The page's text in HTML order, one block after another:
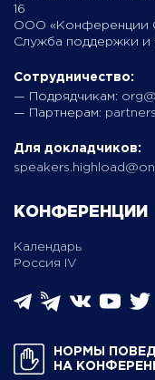
16
ООО «Конференции
Служба поддержки и
Сотрудничество:
— Подрядчикам:
— Партнерам:
Для докладчиков:
КОНФЕРЕНЦИИ
Календарь
Россия IV
НОРМЫ
НА